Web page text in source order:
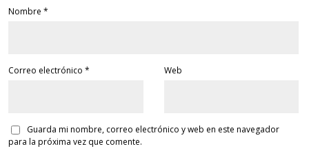
Nombre *
Correo electrónico * Web
Guarda mi nombre, correo electrónico y web en este navegador
para la próxima vez que comente.